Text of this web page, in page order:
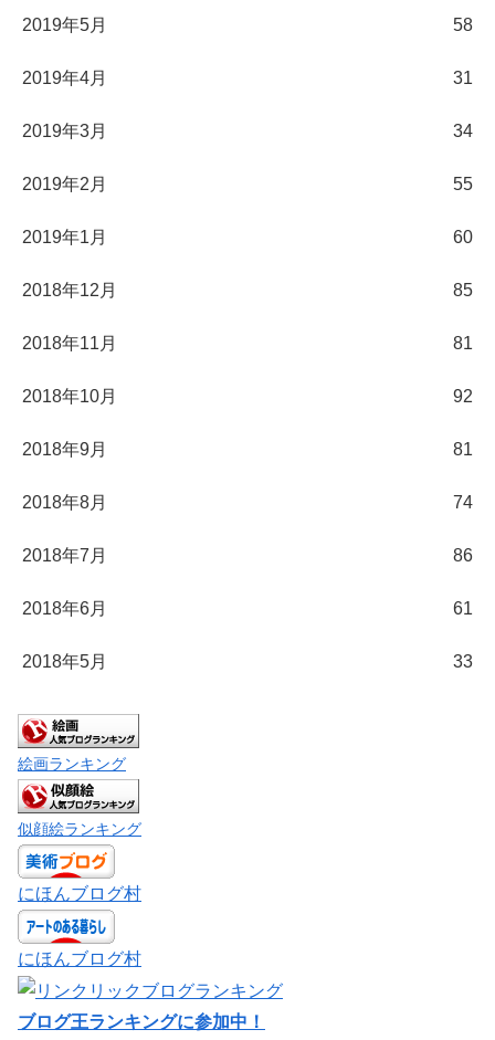
2019年5月 58
2019年4月 31
2019年3月 34
2019年2月 55
2019年1月 60
2018年12月 85
2018年11月 81
2018年10月 92
2018年9月 81
2018年8月 74
2018年7月 86
2018年6月 61
2018年5月 33
絵画ランキング
似顔絵ランキング
にほんブログ村
にほんブログ村
ブログ王ランキングに参加中！